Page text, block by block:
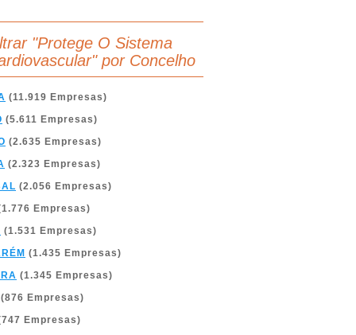
"Protege O Sistema
por Concelho
(11.919 Empresas)
(5.611 Empresas)
(2.635 Empresas)
(2.323 Empresas)
(2.056 Empresas)
Empresas)
(1.531 Empresas)
(1.435 Empresas)
(1.345 Empresas)
(876 Empresas)
Empresas)